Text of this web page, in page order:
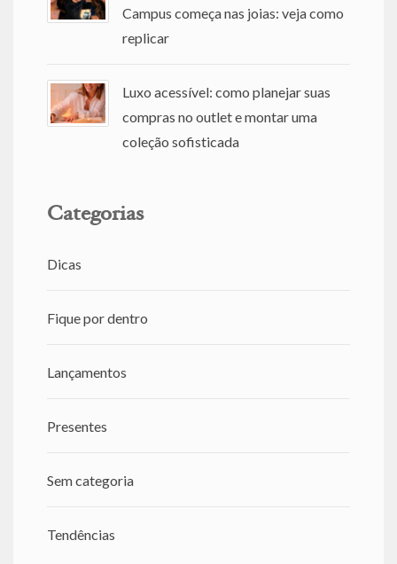
Campus começa nas joias: veja como
replicar
Luxo acessível: como planejar suas
compras no outlet e montar uma
coleção sofisticada
Categorias
Dicas
Fique por dentro
Lançamentos
Presentes
Sem categoria
Tendências